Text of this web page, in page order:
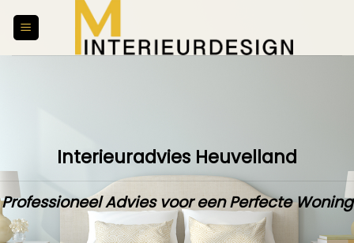
Interieuradvies Heuvelland
Professioneel Advies voor een Perfecte Woning